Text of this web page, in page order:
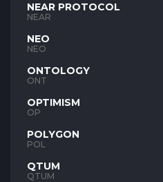
NEAR PROTOCOL
NEAR
NEO
NEO
ONTOLOGY
ONT
OPTIMISM
OP
POLYGON
POL
QTUM
QTUM